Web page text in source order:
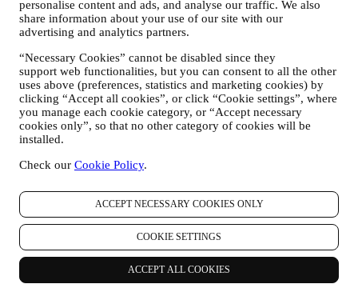
personalise content and ads, and analyse our traffic. We also
share information about your use of our site with our
advertising and analytics partners.
“Necessary Cookies” cannot be disabled since they
support web functionalities, but you can consent to all the other
uses above (preferences, statistics and marketing cookies) by
clicking “Accept all cookies”, or click “Cookie settings”, where
you manage each cookie category, or “Accept necessary
cookies only”, so that no other category of cookies will be
installed.
Check our Cookie Policy.
ACCEPT NECESSARY COOKIES ONLY
COOKIE SETTINGS
ACCEPT ALL COOKIES
liées à notre relation contractuelle avec vous, telles que la
comptabilité, la facturation et certaines vérifications, la
vérification des paiements par carte, le dépistage de la fraude,
maintenance et les analyses statistiques. Occasionnellement,
nous pourrons avoir à vous contacter pour des raisons
administratives ou opérationnelles, comme par exemple
l’envoi d’une confirmation de commande. Nous utiliserons
aussi vos données personnelles pour répondre à vos demandes
transmises par notre Site web ou par d’autres canaux. Cette
activité de traitement est requise pour nous permettre de
prester nos services à votre intention. Nous pouvons traiter
vos données en fonction de notre intérêt légitime (dûment
équilibré avec vos droits et libertés) pour vous envoyer des e-
mails de suivi dans le cas où vous auriez ajouté des articles
dans votre panier sans finaliser votre achat en ligne. Si vous
ne finalisez pas l'achat dans un certain délai, aucune autre
communication de suivi ne sera envoyée.
NOUVELLES ET OFFRES CONCERNANT LES